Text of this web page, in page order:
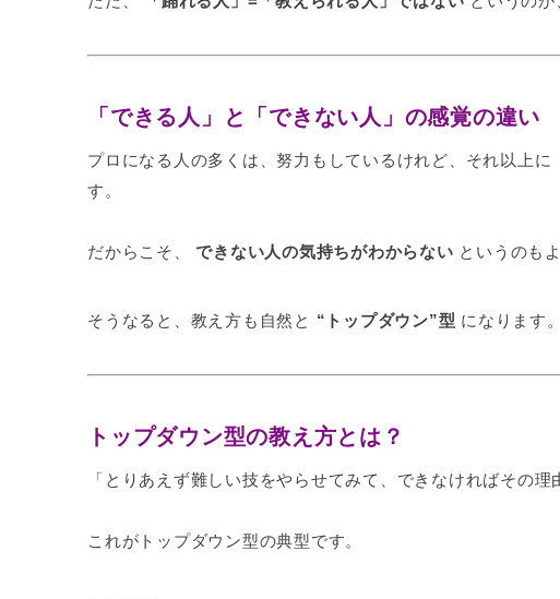
「できる人」と「できない人」の感覚の違い
プロになる人の多くは、努力もしているけれど、それ以上
す。
だからこそ、できない人の気持ちがわからない というのも
そうなると、教え方も自然と “トップダウン”型 になります。
トップダウン型の教え方とは？
「とりあえず難しい技をやらせてみて、できなければその理
これがトップダウン型の典型です。